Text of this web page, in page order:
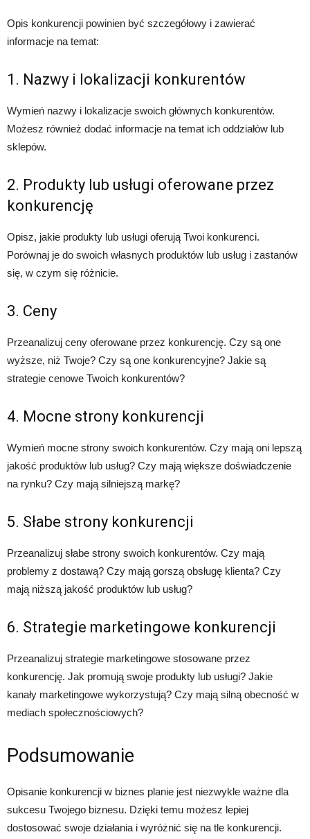
Opis konkurencji powinien być szczegółowy i zawierać
informacje na temat:
1. Nazwy i lokalizacji konkurentów
Wymień nazwy i lokalizacje swoich głównych konkurentów.
Możesz również dodać informacje na temat ich oddziałów lub
sklepów.
2. Produkty lub usługi oferowane przez
konkurencję
Opisz, jakie produkty lub usługi oferują Twoi konkurenci.
Porównaj je do swoich własnych produktów lub usług i zastanów
się, w czym się różnicie.
3. Ceny
Przeanalizuj ceny oferowane przez konkurencję. Czy są one
wyższe, niż Twoje? Czy są one konkurencyjne? Jakie są
strategie cenowe Twoich konkurentów?
4. Mocne strony konkurencji
Wymień mocne strony swoich konkurentów. Czy mają oni lepszą
jakość produktów lub usług? Czy mają większe doświadczenie
na rynku? Czy mają silniejszą markę?
5. Słabe strony konkurencji
Przeanalizuj słabe strony swoich konkurentów. Czy mają
problemy z dostawą? Czy mają gorszą obsługę klienta? Czy
mają niższą jakość produktów lub usług?
6. Strategie marketingowe konkurencji
Przeanalizuj strategie marketingowe stosowane przez
konkurencję. Jak promują swoje produkty lub usługi? Jakie
kanały marketingowe wykorzystują? Czy mają silną obecność w
mediach społecznościowych?
Podsumowanie
Opisanie konkurencji w biznes planie jest niezwykle ważne dla
sukcesu Twojego biznesu. Dzięki temu możesz lepiej
dostosować swoje działania i wyróżnić się na tle konkurencji.